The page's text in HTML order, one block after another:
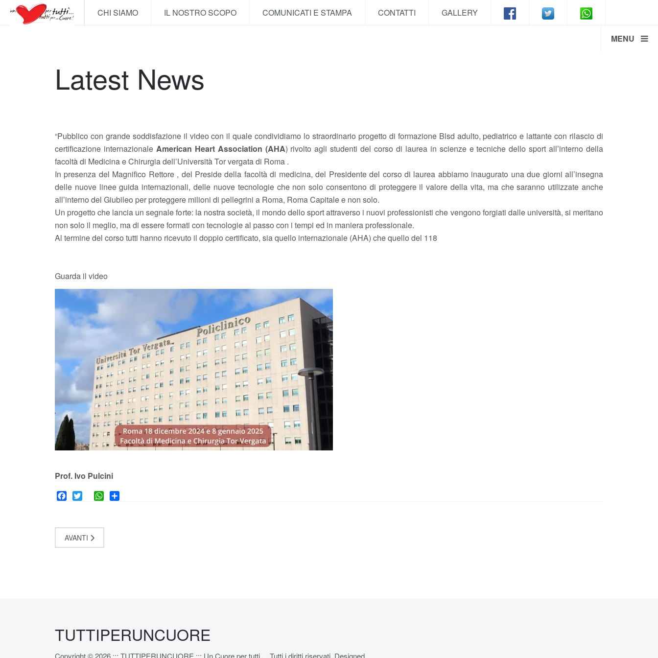
CHI SIAMO IL NOSTRO SCOPO COMUNICATI E STAMPA CONTATTI GALLERY
MENU
Latest News
“Pubblico con grande soddisfazione il video con il quale condividiamo lo straordinario progetto di formazione Blsd adulto, pediatrico e lattante con rilascio di
certificazione internazionale American Heart Association (AHA) rivolto agli studenti del corso di laurea in scienze e tecniche dello sport all’interno della
facoltà di Medicina e Chirurgia dell’Università Tor vergata di Roma .
In presenza del Magnifico Rettore , del Preside della facoltà di medicina, del Presidente del corso di laurea abbiamo inaugurato una due giorni all’insegna
delle nuove linee guida internazionali, delle nuove tecnologie che non solo consentono di proteggere il valore della vita, ma che saranno utilizzate anche
all’interno del Giubileo per proteggere milioni di pellegrini a Roma, Roma Capitale e non solo.
Un progetto che lancia un segnale forte: la nostra società, il mondo dello sport attraverso i nuovi professionisti che vengono forgiati dalle università, si meritano
non solo il meglio, ma di essere formati con tecnologie al passo con i tempi ed in maniera professionale.
Al termine del corso tutti hanno ricevuto il doppio certificato, sia quello internazionale (AHA) che quello del 118
Guarda il video
Prof. Ivo Pulcini
AVANTI
TUTTIPERUNCUORE